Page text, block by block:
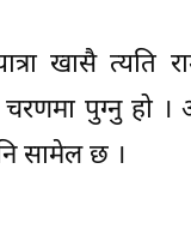
खासै त्यति
पुग्नु हो ।
सामेल छ ।